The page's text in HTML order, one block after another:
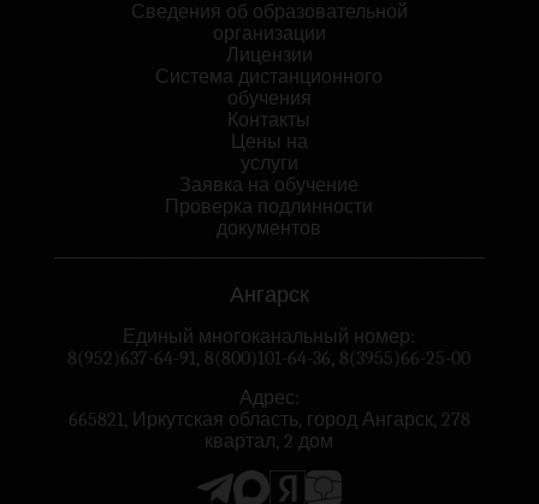
Сведения об образовательной
организации
Лицензии
Система дистанционного
обучения
Контакты
Цены на
услуги
Заявка на обучение
Проверка подлинности
документов
Ангарск
Единый многоканальный номер:
8(952)637-64-91, 8(800)101-64-36, 8(3955)66-25-00
Адрес:
665821, Иркутская область, город Ангарск, 278
квартал, 2 дом